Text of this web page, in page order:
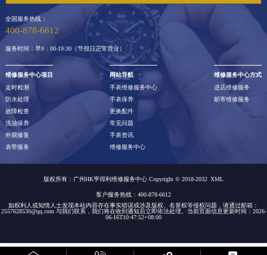
全国服务热线：
400-878-6612
服务时间：早9：00-19:30（节假日正常营业）
维修服务中心项目
走时检测
防水处理
故障检查
洗油保养
外观修复
表带服务
网站导航
手表维修服务中心
手表保养
更换配件
常见问题
手表资讯
维修服务中心
维修服务中心方式
进店维修服务
邮寄维修服务
版权所有：广州HK亨得利维修服务中心 Copyright © 2018-2032 XML
客户服务热线：400-878-6612
如权利人或知情人士发现本站内容存在事实错误或涉及版权、名誉权等侵权问题，请通过邮箱：
2557628530@qq.com 与我们联系，我们将在收到通知后立即依法处理。当前页面信息更新时间：2026-
06-16T10:47:52+08:00